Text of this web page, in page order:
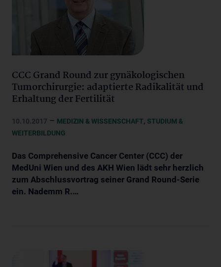
CCC Grand Round zur gynäkologischen
Tumorchirurgie: adaptierte Radikalität und
Erhaltung der Fertilität
10.10.2017 – MEDIZIN & WISSENSCHAFT, STUDIUM &
WEITERBILDUNG
Das Comprehensive Cancer Center (CCC) der
MedUni Wien und des AKH Wien lädt sehr herzlich
zum Abschlussvortrag seiner Grand Round-Serie
ein. Nademm R.…